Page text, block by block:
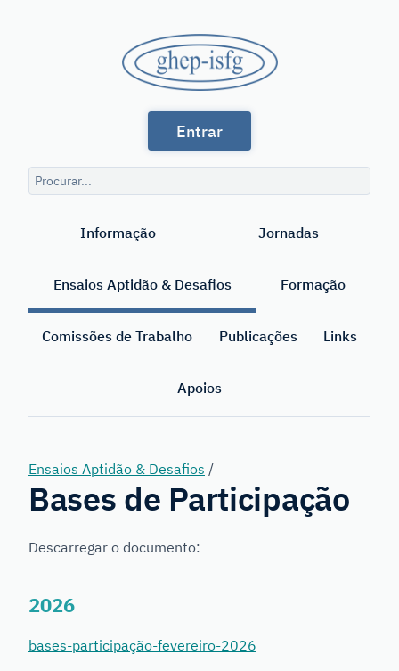
GHEP
-
ISFG
Línguas
Espanhola
International
Society
Genetics
Entrar
Consulta
de
Informação Jornadas
Ensaios Aptidão & Desafios Formação
Comissões de Trabalho Publicações Links
Apoios
Ensaios Aptidão & Desafios /
Bases de Participação
Descarregar o documento:
2026
bases-participação-fevereiro-2026